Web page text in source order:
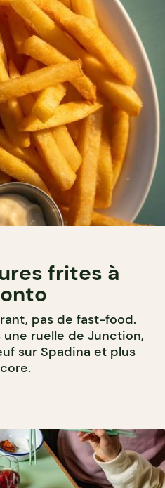
frites à
pas de fast-food.
ruelle de Junction,
sur Spadina et plus